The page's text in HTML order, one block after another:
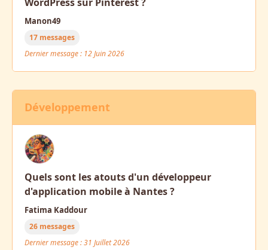
Manon49
17 messages
Dernier message : 12 Juin 2026
Développement
Quels sont les atouts d'un développeur
d'application mobile à Nantes ?
Fatima Kaddour
26 messages
Dernier message : 31 Juillet 2026